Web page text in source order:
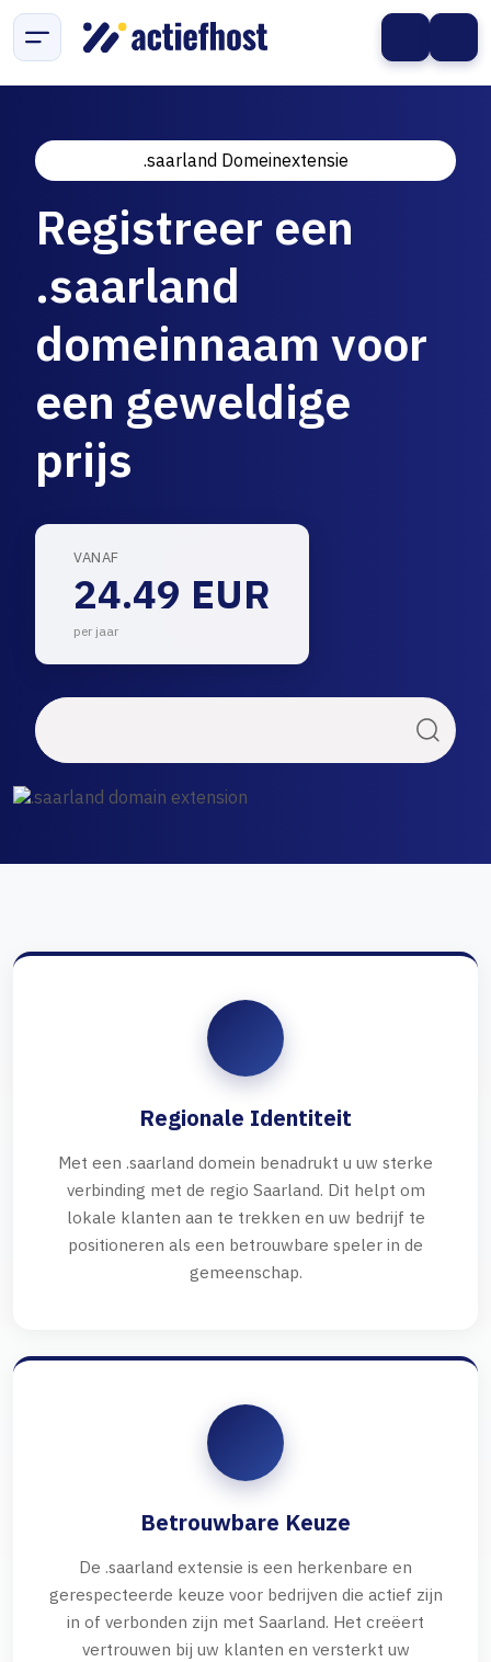
.saarland Domeinextensie
Registreer een
.saarland
domeinnaam voor
een geweldige
prijs
VANAF
24.49 EUR
per jaar
Regionale Identiteit
Met een .saarland domein benadrukt u uw sterke
verbinding met de regio Saarland. Dit helpt om
lokale klanten aan te trekken en uw bedrijf te
positioneren als een betrouwbare speler in de
gemeenschap.
Betrouwbare Keuze
De .saarland extensie is een herkenbare en
gerespecteerde keuze voor bedrijven die actief zijn
in of verbonden zijn met Saarland. Het creëert
vertrouwen bij uw klanten en versterkt uw